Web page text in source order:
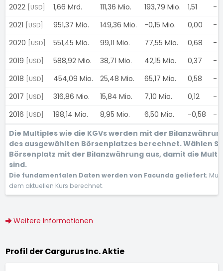
2022
[USD] 1,66 Mrd. 111,36 Mio. 193,79 Mio. 1,51
-
2021
[USD] 951,37 Mio. 149,36 Mio. -0,15 Mio. 0,00
-
2020
[USD] 551,45 Mio. 99,11 Mio. 77,55 Mio. 0,68
-
2019
[USD] 588,92 Mio. 38,71 Mio. 42,15 Mio. 0,37
-
2018
[USD] 454,09 Mio. 25,48 Mio. 65,17 Mio. 0,58
-
2017
[USD] 316,86 Mio. 15,84 Mio. 7,10 Mio. 0,12
-
2016
[USD] 198,14 Mio. 8,95 Mio. 6,50 Mio. -0,58
-
Die Multiples wie die KGVs werden mit der
des ausgewählten Börsenplatzes berechnet. Wählen
Börsenplatz mit der Bilanzwährung aus, damit die
sind.
Die fundamentalen Daten werden von Facunda geliefert;
dem aktuellen Kurs berechnet.
Weitere Informationen
Profil der Cargurus Inc. Aktie